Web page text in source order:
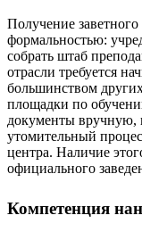
Получение
формальностью:
собрать штаб
отрасли требуется
большинством
площадки по
документы вручную,
утомительный
центра. Наличие
официального
Компетенция